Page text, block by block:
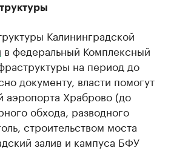
Калининградской
в федеральный Комплексный
на период до
документу, власти помогут
аэропорта Храброво (до
обхода, разводного
строительством моста
залив и кампуса БФУ